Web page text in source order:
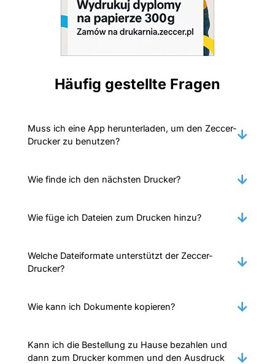
Häufig gestellte Fragen
Muss ich eine App herunterladen, um den Zeccer-
Drucker zu benutzen?
Wie finde ich den nächsten Drucker?
Wie füge ich Dateien zum Drucken hinzu?
Welche Dateiformate unterstützt der Zeccer-
Drucker?
Wie kann ich Dokumente kopieren?
Kann ich die Bestellung zu Hause bezahlen und
dann zum Drucker kommen und den Ausdruck